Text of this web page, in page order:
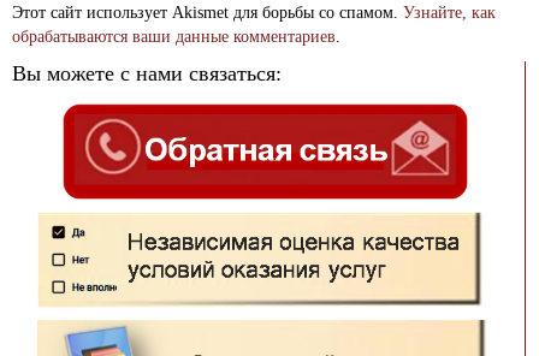
Этот сайт использует Akismet для борьбы со спамом. Узнайте, как
обрабатываются ваши данные комментариев.
Вы можете с нами связаться: